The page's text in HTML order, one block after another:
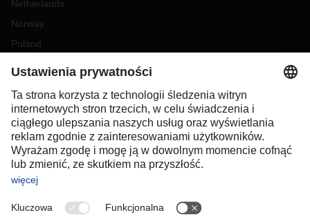
Netherlands
Norway
Poland
Slovakia
Spain
Sweden
Switzerland( DE FR)
Turkey